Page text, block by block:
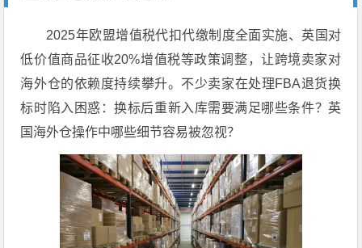
2025年欧盟增值税代扣代缴制度全面实施、英国对
低价值商品征收20%增值税等政策调整，让跨境卖家对
海外仓的依赖度持续攀升。不少卖家在处理FBA退货换
标时陷入困惑：换标后重新入库需要满足哪些条件？英
国海外仓操作中哪些细节容易被忽视？